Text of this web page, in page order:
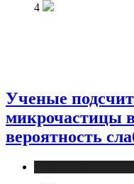
4
Ученые
микрочастицы
вероятность